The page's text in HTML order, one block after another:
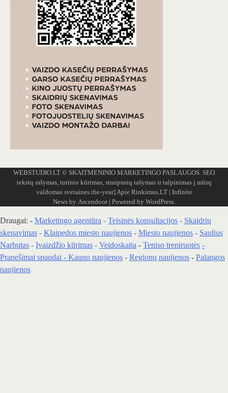
WEBSTUDIO.LT © SKAITMENINIO MARKETINGO PASLAUGOS. SEO
tekstų rašymas, turinio kūrimas, straipsnių rašymas ir talpinimas į mūsų
valdomas svetaines.the-year]Apie Rinkimus.LT| Infinite
News by Ascendoor| Powered by WordPress.
Draugai: - Marketingo agentūra - Teisinės konsultacijos - Skaidrių
skenavimas - Klaipedos miesto naujienos - Miesto naujienos - Saulius
Narbutas - Įvaizdžio kūrimas - Veidoskaita - Teniso treniruotės -
Pranešimai spaudai - Kauno naujienos - Regionų naujienos - Palangos
naujienos